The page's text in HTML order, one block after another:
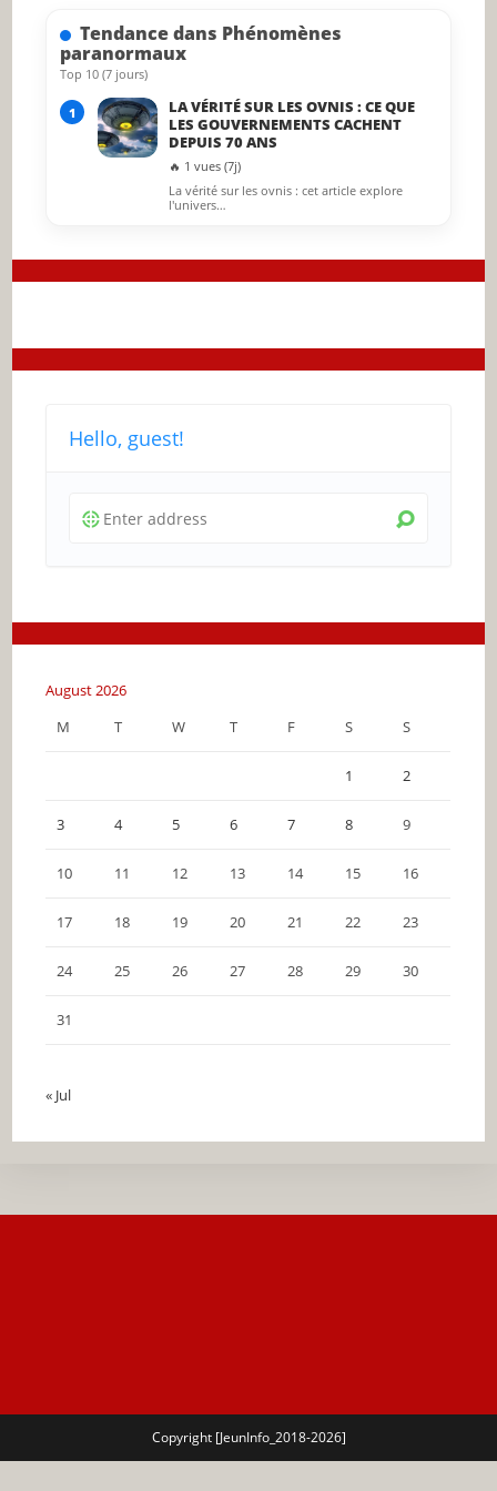
Tendance dans Phénomènes
paranormaux
Top 10 (7 jours)
1
LA VÉRITÉ SUR LES OVNIS : CE QUE
LES GOUVERNEMENTS CACHENT
DEPUIS 70 ANS
🔥 1 vues (7j)
La vérité sur les ovnis : cet article explore
l'univers…
Hello, guest!
August 2026
M
T W T F S S
1 2
3 4 5 6 7 8 9
10 11 12 13 14 15 16
17 18 19 20 21 22 23
24 25 26 27 28 29 30
31
« Jul
Copyright [JeunInfo_2018-2026]